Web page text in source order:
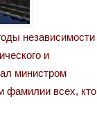
независимости
и
министром
фамилии всех, кто